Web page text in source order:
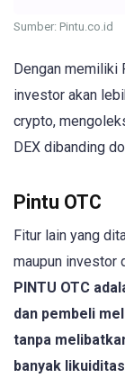
Sumber: Pintu.co.id
Dengan memiliki
investor akan
crypto,
DEX dibanding
Pintu OTC
Fitur lain yang
maupun investor
PINTU OTC
dan pembeli
tanpa
banyak